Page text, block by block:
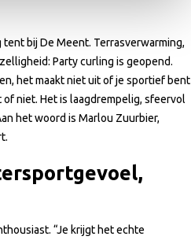
bij De Meent. Terrasverwarming,
Party curling is geopend.
het maakt niet uit of je sportief bent
niet. Het is laagdrempelig, sfeervol
het woord is Marlou Zuurbier,
“Je krijgt het echte